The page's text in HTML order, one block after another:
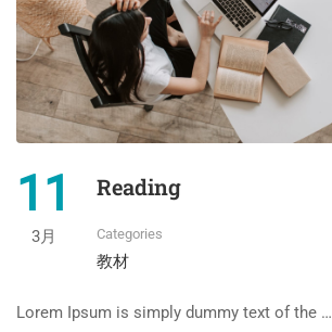
11
3月
Reading
Categories
教材
Lorem Ipsum is simply dummy text of the …